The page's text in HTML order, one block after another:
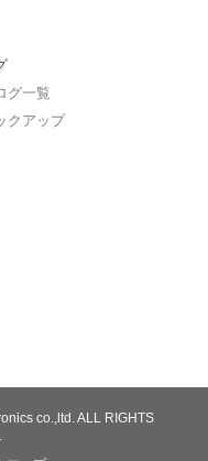
グ一覧
クアップ
co.,ltd. ALL RIGHTS